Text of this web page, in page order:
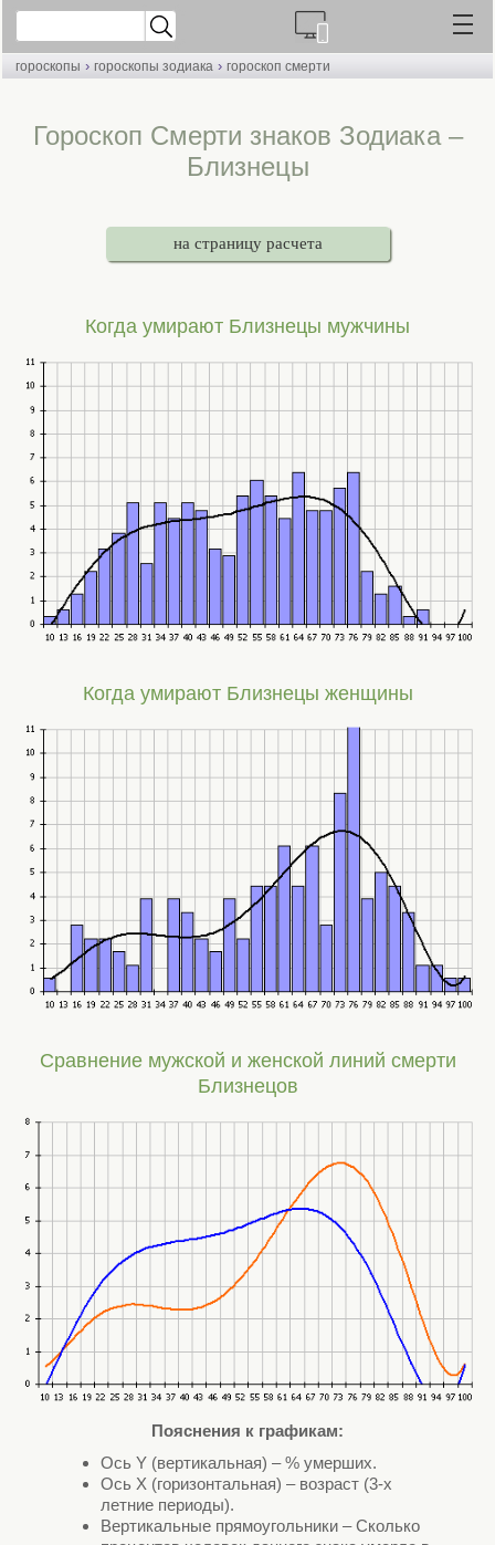
гороскопы › гороскопы зодиака › гороскоп смерти
Гороскоп Смерти знаков Зодиака –
Близнецы
на страницу расчета
Когда умирают Близнецы мужчины
Когда умирают Близнецы женщины
Сравнение мужской и женской линий смерти
Близнецов
Пояснения к графикам:
Ось Y (вертикальная) – % умерших.
Ось X (горизонтальная) – возраст (3-х
летние периоды).
Вертикальные прямоугольники – Сколько